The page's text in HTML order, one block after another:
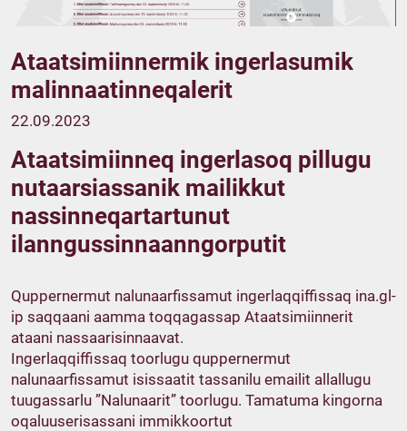
Ataatsimiinnermik ingerlasumik
malinnaatinneqalerit
22.09.2023
Ataatsimiinneq ingerlasoq pillugu
nutaarsiassanik mailikkut
nassinneqartartunut
ilanngussinnaanngorputit
Quppernermut nalunaarfissamut ingerlaqqiffissaq ina.gl-
ip saqqaani aamma toqqagassap Ataatsimiinnerit
ataani nassaarisinnaavat.
Ingerlaqqiffissaq toorlugu quppernermut
nalunaarfissamut isissaatit tassanilu emailit allallugu
tuugassarlu ”Nalunaarit” toorlugu. Tamatuma kingorna
oqaluuserisassani immikkoortut